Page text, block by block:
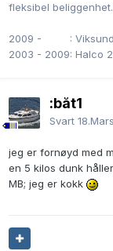
fleksibel beliggenhet.
2009 -
:
2003 - 2009: Halco
:båt1
Svart
jeg er fornøyd med
en 5 kilos dunk
MB; jeg er kokk